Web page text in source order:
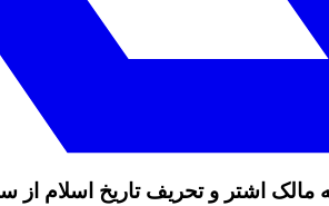
اشتر و تحریف تاریخ اسلام از